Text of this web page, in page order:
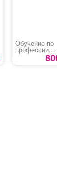
Обучение по
профессии
«Машинист